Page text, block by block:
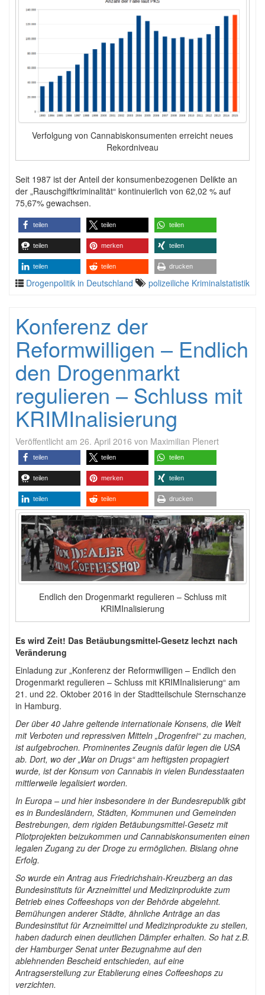
Verfolgung von Cannabiskonsumenten erreicht neues
Rekordniveau
Seit 1987 ist der Anteil der konsumenbezogenen Delikte an
der „Rauschgiftkriminalität“ kontinuierlich von 62,02 % auf
75,67% gewachsen.
teilen teilen teilen
teilen merken teilen
teilen teilen drucken
Drogenpolitik in Deutschland polizeiliche Kriminalstatistik
Konferenz der
Reformwilligen – Endlich
den Drogenmarkt
regulieren – Schluss mit
KRIMInalisierung
Veröffentlicht am 26. April 2016 von Maximilian Plenert
teilen teilen teilen
teilen merken teilen
teilen teilen drucken
Endlich den Drogenmarkt regulieren – Schluss mit
KRIMInalisierung
Es wird Zeit! Das Betäubungsmittel-Gesetz lechzt nach
Veränderung
Einladung zur „Konferenz der Reformwilligen – Endlich den
Drogenmarkt regulieren – Schluss mit KRIMInalisierung“ am
21. und 22. Oktober 2016 in der Stadtteilschule Sternschanze
in Hamburg.
Der über 40 Jahre geltende internationale Konsens, die Welt
mit Verboten und repressiven Mitteln „Drogenfrei“ zu machen,
ist aufgebrochen. Prominentes Zeugnis dafür legen die USA
ab. Dort, wo der „War on Drugs“ am heftigsten propagiert
wurde, ist der Konsum von Cannabis in vielen Bundesstaaten
mittlerweile legalisiert worden.
In Europa – und hier insbesondere in der Bundesrepublik gibt
es in Bundesländern, Städten, Kommunen und Gemeinden
Bestrebungen, dem rigiden Betäubungsmittel-Gesetz mit
Pilotprojekten beizukommen und Cannabiskonsumenten einen
legalen Zugang zu der Droge zu ermöglichen. Bislang ohne
Erfolg.
So wurde ein Antrag aus Friedrichshain-Kreuzberg an das
Bundesinstituts für Arzneimittel und Medizinprodukte zum
Betrieb eines Coffeeshops von der Behörde abgelehnt.
Bemühungen anderer Städte, ähnliche Anträge an das
Bundesinstitut für Arzneimittel und Medizinprodukte zu stellen,
haben dadurch einen deutlichen Dämpfer erhalten. So hat z.B.
der Hamburger Senat unter Bezugnahme auf den
ablehnenden Bescheid entschieden, auf eine
Antragserstellung zur Etablierung eines Coffeeshops zu
verzichten.